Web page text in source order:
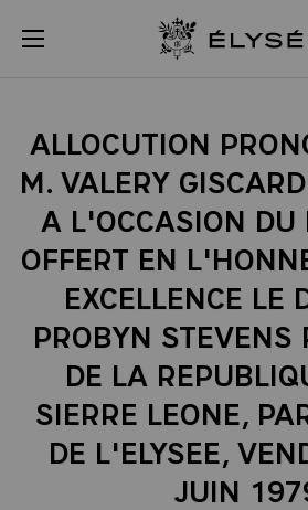
menu Retour
ALLOCUTION
M. VALERY
A L'OCCASION DU
OFFERT EN
EXCELLENCE LE
PROBYN STEVENS
DE LA
SIERRE LEONE,
DE L'ELYSEE,
JUIN
Panneau de gestion des cookies